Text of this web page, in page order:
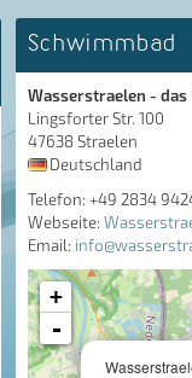
Schwimmbad
Wasserstraelen - das
Lingsforter Str. 100
47638 Straelen
Deutschland
Telefon: +49 2834
Webseite:
Email:
+
-